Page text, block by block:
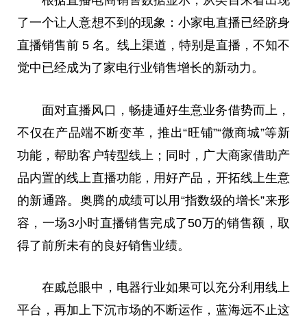
了一个让人意想不到的现象：小家电直播已经跻身
直播销售前 5 名。线上渠道，特别是直播，不知不
觉中已经成为了家电行业销售增长的新动力。
面对直播风口，畅捷通好生意业务借势而上，
不仅在产品端不断变革，推出“旺铺”“微商城”等新
功能，帮助客户转型线上；同时，广大商家借助产
品内置的线上直播功能，用好产品，开拓线上生意
的新通路。奥腾的成绩可以用“指数级的增长”来形
容，一场3小时直播销售完成了50万的销售额，取
得了前所未有的良好销售业绩。
在戚总眼中，电器行业如果可以充分利用线上
平台，再加上下沉市场的不断运作，蓝海远不止这